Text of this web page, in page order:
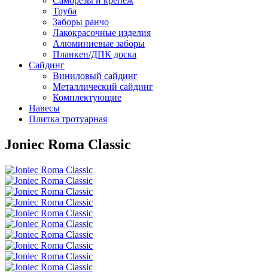
Труба
Заборы ранчо
Лакокрасочные изделия
Алюминиевые заборы
Планкен/ДПК доска
Сайдинг
Виниловый сайдинг
Металлический сайдинг
Комплектующие
Навесы
Плитка тротуарная
Joniec Roma Classic